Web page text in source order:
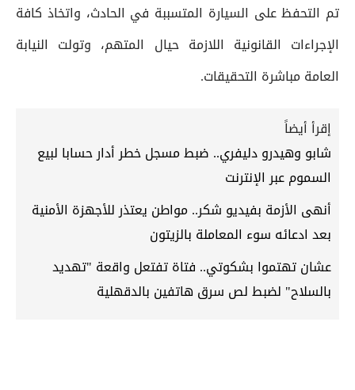
تم التحفظ على السيارة المتسببة في الحادث، واتخاذ كافة
الإجراءات القانونية اللازمة حيال المتهم، وتولت النيابة
العامة مباشرة التحقيقات.
إقرأ أيضاً
شابو وهيدرو دليفري.. ضبط مسجل خطر أدار حسابا لبيع
السموم عبر الإنترنت
أنهى الأزمة بفيديو شكر.. مواطن يعتذر للأجهزة الأمنية
بعد ادعائه سوء المعاملة بالزيتون
عشان تهتموا بشكوتي.. فتاة تفتعل واقعة "تهديد
بالسلاح" لضبط لص سرق هاتفين بالدقهلية